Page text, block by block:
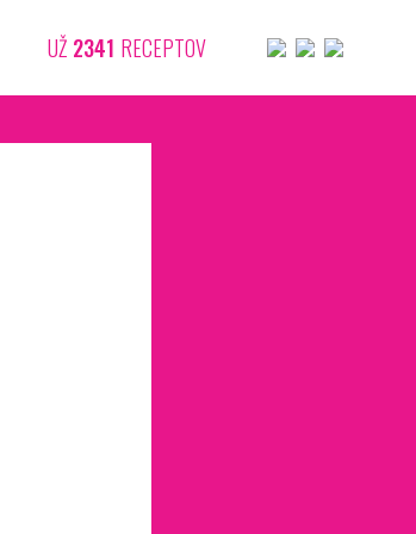
UŽ 2341 RECEPTOV